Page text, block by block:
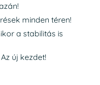
minden téren!
a stabilitás is
új kezdet!